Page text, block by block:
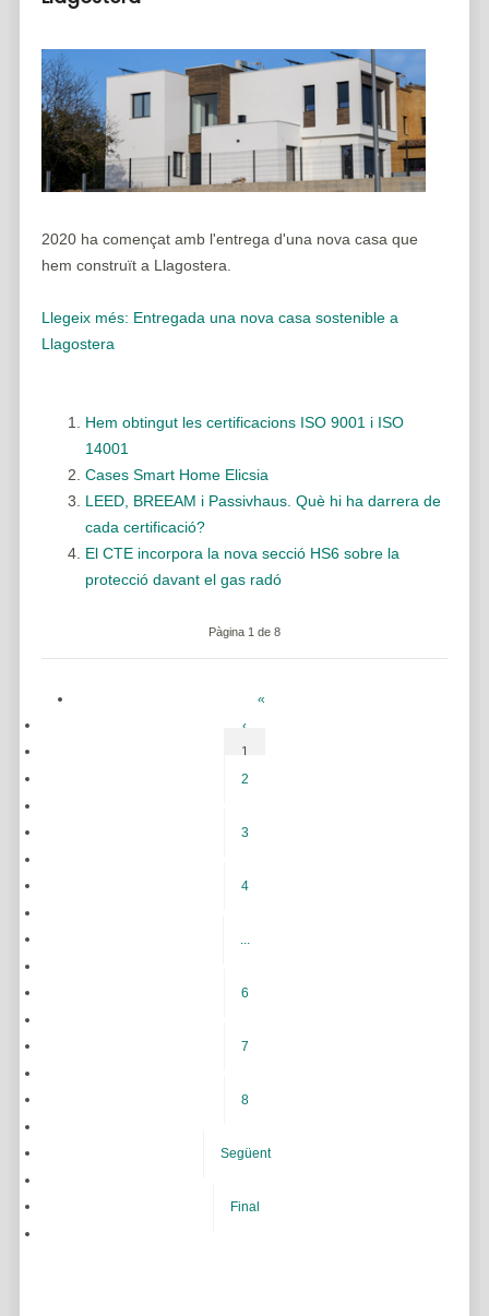
2020 ha començat amb l'entrega d'una nova casa que
hem construït a Llagostera.
Llegeix més: Entregada una nova casa sostenible a
Llagostera
Hem obtingut les certificacions ISO 9001 i ISO
14001
Cases Smart Home Elicsia
LEED, BREEAM i Passivhaus. Què hi ha darrera de
cada certificació?
El CTE incorpora la nova secció HS6 sobre la
protecció davant el gas radó
Pàgina 1 de 8
«
‹
1
2
3
4
6
7
8
Següent
Final